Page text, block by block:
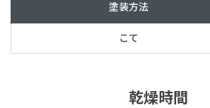
塗装方法
こて
乾燥時間